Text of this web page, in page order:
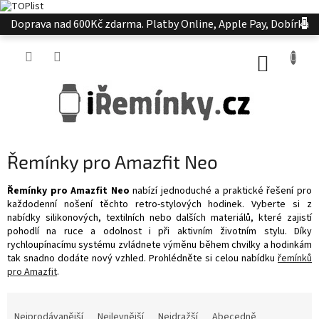
Přejít
na
Doprava nad 600Kč zdarma. Platby Online, Apple Pay, Dobírka
Řemínky pro Amazfit Neo
Řemínky pro Amazfit Neo nabízí jednoduché a praktické řešení pro
každodenní nošení těchto retro-stylových hodinek. Vyberte si z
nabídky silikonových, textilních nebo dalších materiálů, které zajistí
pohodlí na ruce a odolnost i při aktivním životním stylu. Díky
rychloupínacímu systému zvládnete výměnu během chvilky a hodinkám
tak snadno dodáte nový vzhled. Prohlédněte si celou nabídku řemínků
pro Amazfit.